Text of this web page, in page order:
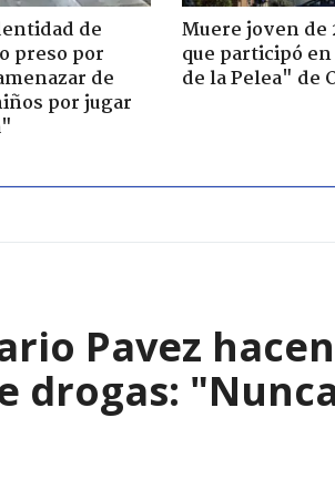
de
preso por
de
por jugar
Muere joven de
que participó
de la Pelea" de
Pavez
drogas: